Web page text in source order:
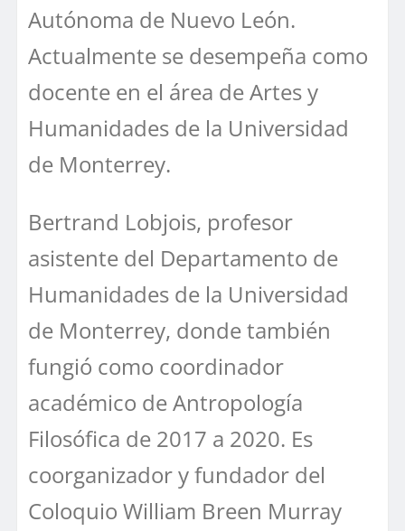
Autónoma de Nuevo León.
Actualmente se desempeña como
docente en el área de Artes y
Humanidades de la Universidad
de Monterrey.
Bertrand Lobjois, profesor
asistente del Departamento de
Humanidades de la Universidad
de Monterrey, donde también
fungió como coordinador
académico de Antropología
Filosófica de 2017 a 2020. Es
coorganizador y fundador del
Coloquio William Breen Murray